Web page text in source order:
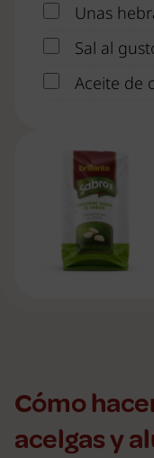
Unas
Sal al
Aceite de
Cómo
acelgas y